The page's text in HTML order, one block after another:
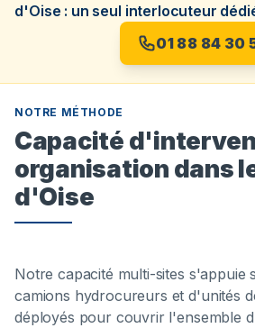
d'Oise : un seul interlocuteur
01 88 84 30
NOTRE MÉTHODE
Capacité
organisation dans
d'Oise
Notre capacité multi-sites s'appuie
camions hydrocureurs et d'unités
déployés pour couvrir l'ensemble